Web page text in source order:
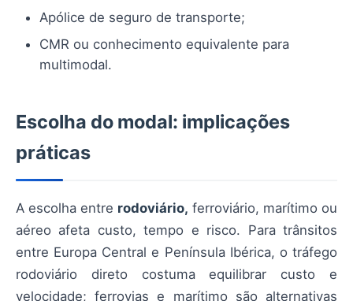
Apólice de seguro de transporte;
CMR ou conhecimento equivalente para
multimodal.
Escolha do modal: implicações
práticas
A escolha entre rodoviário, ferroviário, marítimo ou
aéreo afeta custo, tempo e risco. Para trânsitos
entre Europa Central e Península Ibérica, o tráfego
rodoviário direto costuma equilibrar custo e
velocidade; ferrovias e marítimo são alternativas